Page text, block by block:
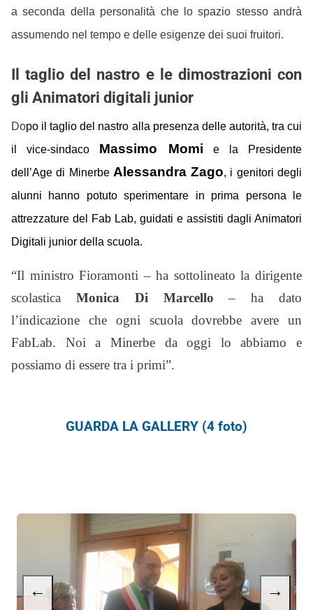
a seconda della personalità che lo spazio stesso andrà
assumendo nel tempo e delle esigenze dei suoi fruitori.
Il taglio del nastro e le dimostrazioni con
gli Animatori digitali junior
Dopo il taglio del nastro alla presenza delle autorità, tra cui
il vice-sindaco Massimo Momi e la Presidente
dell’Age di Minerbe Alessandra Zago, i genitori degli
alunni hanno potuto sperimentare in prima persona le
attrezzature del Fab Lab, guidati e assistiti dagli Animatori
Digitali junior della scuola.
“Il ministro Fioramonti – ha sottolineato la dirigente
scolastica Monica Di Marcello – ha dato
l’indicazione che ogni scuola dovrebbe avere un
FabLab. Noi a Minerbe da oggi lo abbiamo e
possiamo di essere tra i primi”.
GUARDA LA GALLERY (4 foto)
← →